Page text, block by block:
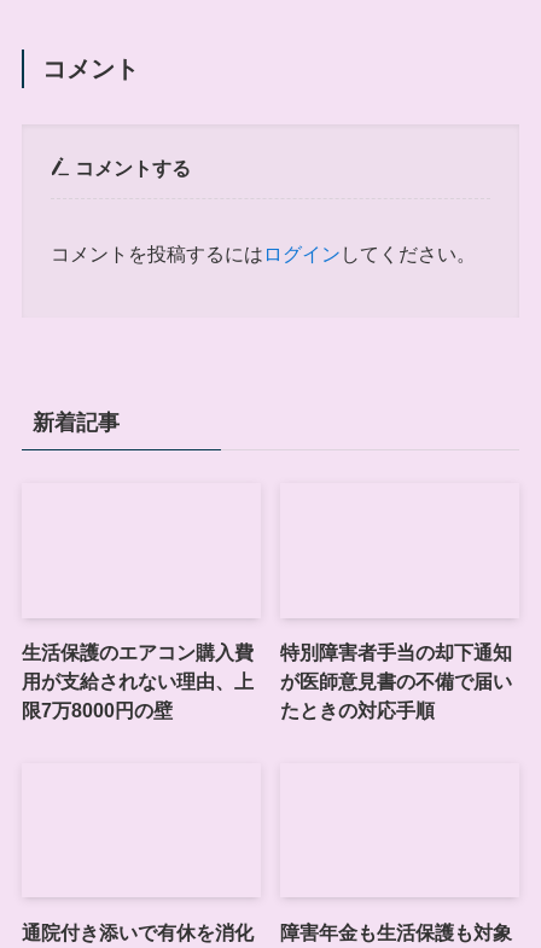
コメント
コメントする
コメントを投稿するには ログイン してください。
新着記事
生活保護のエアコン購入費
用が支給されない理由、上
限7万8000円の壁
特別障害者手当の却下通知
が医師意見書の不備で届い
たときの対応手順
通院付き添いで有休を消化
障害年金も生活保護も対象